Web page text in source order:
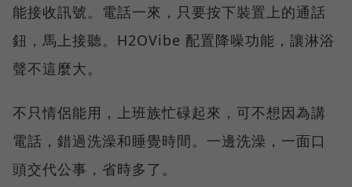
能接收訊號。電話一來，只要按下裝置上的通話
鈕，馬上接聽。H2OVibe 配置降噪功能，讓淋浴
聲不這麼大。
不只情侶能用，上班族忙碌起來，可不想因為講
電話，錯過洗澡和睡覺時間。一邊洗澡，一面口
頭交代公事，省時多了。